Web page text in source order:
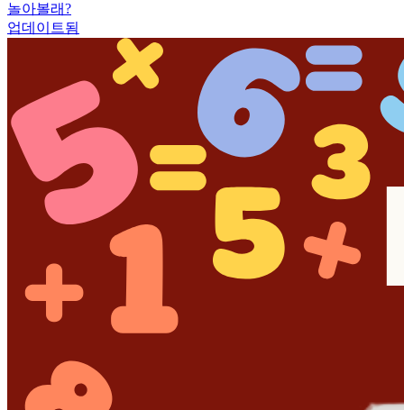
놀아볼래?
업데이트됨